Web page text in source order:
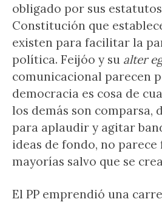
obligado por sus
Constitución que
existen para facilitar la
política. Feijóo y su alter
comunicacional parecen
democracia es cosa de
los demás son comparsa,
para aplaudir y agitar
ideas de fondo, no
mayorías salvo que se
El PP emprendió una